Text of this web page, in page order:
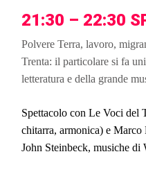
21:30 – 22:30
Polvere Terra, lavoro,
Trenta: il particolare si fa
letteratura e della grande
Spettacolo con Le Voci del
chitarra, armonica) e Marco
John Steinbeck, musiche di